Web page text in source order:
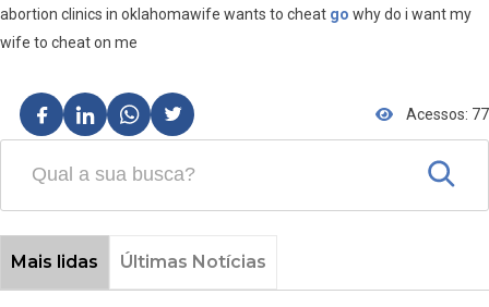
abortion clinics in oklahomawife wants to cheat go why do i want my
wife to cheat on me
Acessos: 77
Mais lidas Últimas Notícias